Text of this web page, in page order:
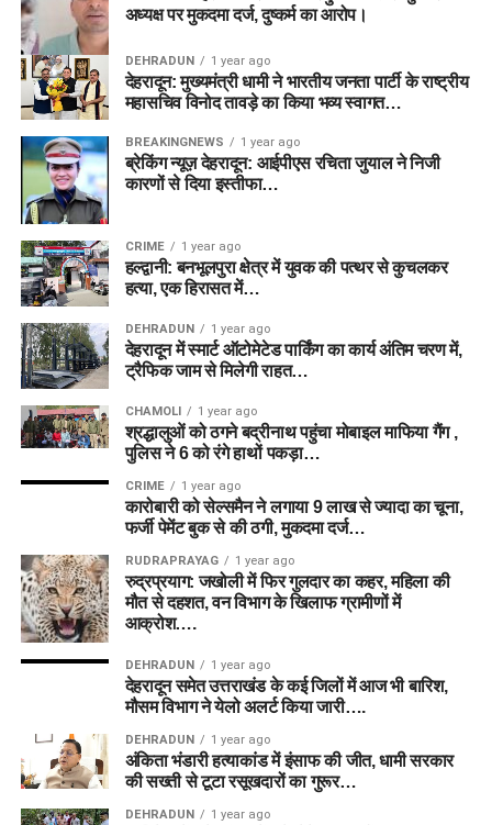
अध्यक्ष पर मुकदमा दर्ज, दुष्कर्म का आरोप।
DEHRADUN 1 year ago
देहरादून: मुख्यमंत्री धामी ने भारतीय जनता पार्टी के राष्ट्रीय
महासचिव विनोद तावड़े का किया भव्य स्वागत…
BREAKINGNEWS 1 year ago
ब्रेकिंग न्यूज़ देहरादून: आईपीएस रचिता जुयाल ने निजी
कारणों से दिया इस्तीफा…
CRIME 1 year ago
हल्द्वानी: बनभूलपुरा क्षेत्र में युवक की पत्थर से कुचलकर
हत्या, एक हिरासत में…
DEHRADUN 1 year ago
देहरादून में स्मार्ट ऑटोमेटेड पार्किंग का कार्य अंतिम चरण में,
ट्रैफिक जाम से मिलेगी राहत…
CHAMOLI 1 year ago
श्रद्धालुओं को ठगने बद्रीनाथ पहुंचा मोबाइल माफिया गैंग ,
पुलिस ने 6 को रंगे हाथों पकड़ा…
CRIME 1 year ago
कारोबारी को सेल्समैन ने लगाया 9 लाख से ज्यादा का चूना,
फर्जी पेमेंट बुक से की ठगी, मुकदमा दर्ज…
RUDRAPRAYAG 1 year ago
रुद्रप्रयाग: जखोली में फिर गुलदार का कहर, महिला की
मौत से दहशत, वन विभाग के खिलाफ ग्रामीणों में
आक्रोश….
DEHRADUN 1 year ago
देहरादून समेत उत्तराखंड के कई जिलों में आज भी बारिश,
मौसम विभाग ने येलो अलर्ट किया जारी….
DEHRADUN 1 year ago
अंकिता भंडारी हत्याकांड में इंसाफ की जीत, धामी सरकार
की सख्ती से टूटा रसूखदारों का गुरूर…
DEHRADUN 1 year ago